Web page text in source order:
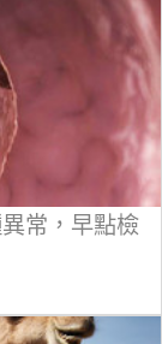
常，早點檢